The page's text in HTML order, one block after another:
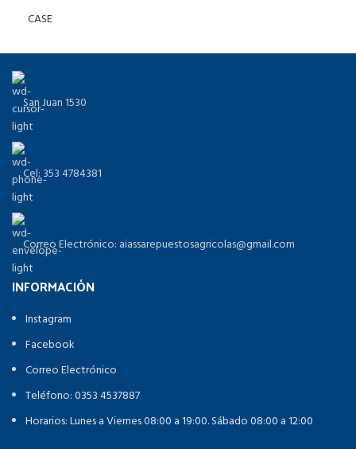
CASE
San Juan 1530
Cel: 353 4784381
Correo Electrónico: aiassarepuestosagricolas@gmail.com
INFORMACIÓN
Instagram
Facebook
Correo Electrónico
Teléfono: 0353 4537887
Horarios: Lunes a Viernes 08:00 a 19:00. Sábado 08:00 a 12:00